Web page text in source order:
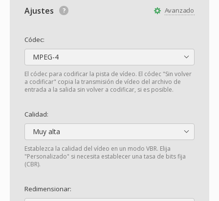
Avanzado
Ajustes
Códec:
MPEG-4
El códec para codificar la pista de vídeo. El códec "Sin volver
a codificar" copia la transmisión de vídeo del archivo de
entrada a la salida sin volver a codificar, si es posible.
Calidad:
Muy alta
Establezca la calidad del vídeo en un modo VBR. Elija
"Personalizado" si necesita establecer una tasa de bits fija
(CBR).
Redimensionar: